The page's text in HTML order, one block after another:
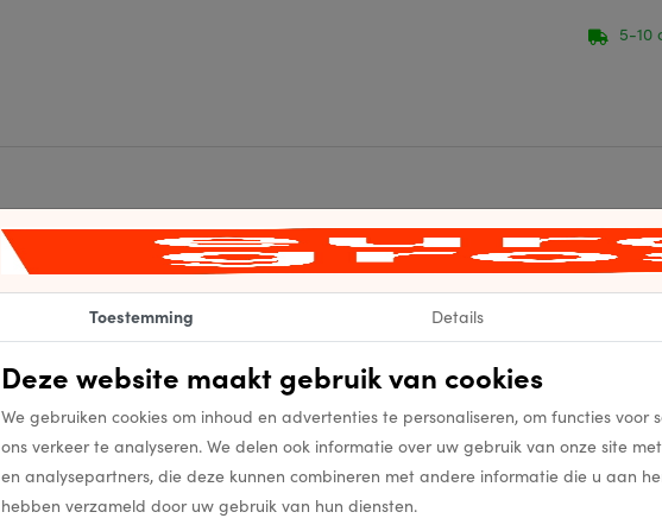
5-10
302031
302031
172
Flatweave
Flatweave
Toestemming Details
Deze website maakt gebruik van cookies
We gebruiken cookies om inhoud en advertenties te personaliseren, om functies voor
ons verkeer te analyseren. We delen ook informatie over uw gebruik van onze site
en analysepartners, die deze kunnen combineren met andere informatie die u aan
hebben verzameld door uw gebruik van hun diensten.